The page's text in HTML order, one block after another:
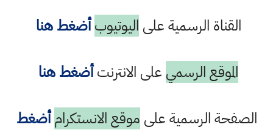
القناة الرسمية على اليوتيوب أضغط هنا
الموقع الرسمي على الانترنتأضغط هنا
الصفحة الرسمية على موقع الانستكرام أضغط